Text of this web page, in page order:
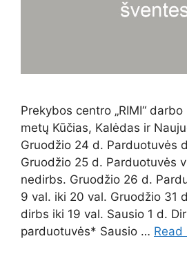
Prekybos centro „RIMI“
metų Kūčias, Kalėdas ir
Gruodžio 24 d. Parduotuvės
Gruodžio 25 d. Parduotuvės
nedirbs. Gruodžio 26 d.
9 val. iki 20 val. Gruodžio 31
dirbs iki 19 val. Sausio 1 d.
parduotuvės* Sausio … Read